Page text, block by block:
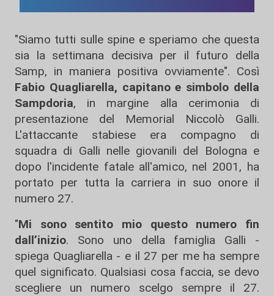
"Siamo tutti sulle spine e speriamo che questa
sia la settimana decisiva per il futuro della
Samp, in maniera positiva ovviamente". Così
Fabio Quagliarella, capitano e simbolo della
Sampdoria, in margine alla cerimonia di
presentazione del Memorial Niccolò Galli.
L'attaccante stabiese era compagno di
squadra di Galli nelle giovanili del Bologna e
dopo l'incidente fatale all'amico, nel 2001, ha
portato per tutta la carriera in suo onore il
numero 27.
"Mi sono sentito mio questo numero fin
dall’inizio. Sono uno della famiglia Galli -
spiega Quagliarella - e il 27 per me ha sempre
quel significato. Qualsiasi cosa faccia, se devo
scegliere un numero scelgo sempre il 27.